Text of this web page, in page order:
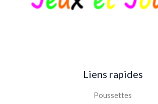
Liens rapides
Poussettes